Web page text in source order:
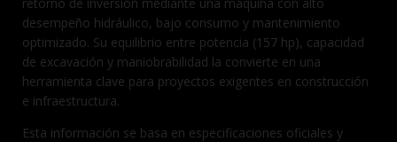
desempeño hidráulico, bajo consumo y mantenimiento
optimizado. Su equilibrio entre potencia (157 hp), capacidad
de excavación y maniobrabilidad la convierte en una
herramienta clave para proyectos exigentes en construcción
e infraestructura.
Esta información se basa en especificaciones oficiales y